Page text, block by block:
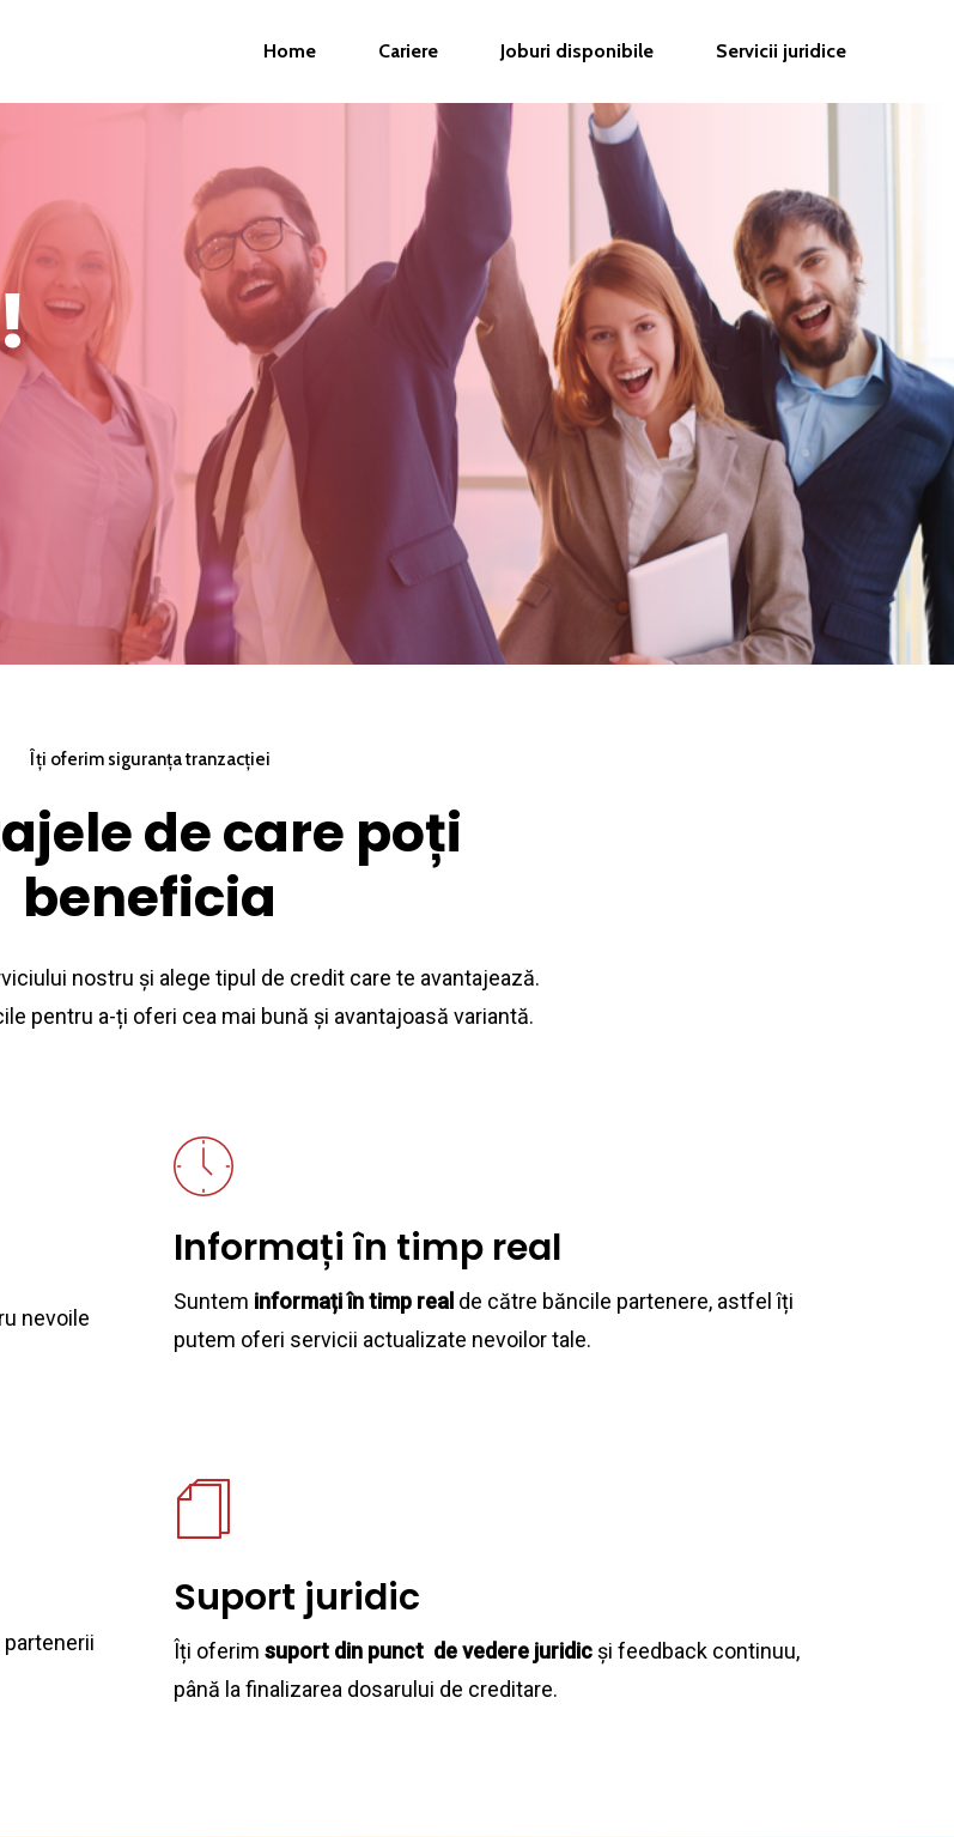
Home Cariere Joburi disponibile Servicii juridice
Îți oferim siguranța tranzacției
de care poți
beneficia
nostru și alege tipul de credit care te avantajează.
pentru a-ți oferi cea mai bună și avantajoasă variantă.
nevoile
Informați în timp real
Suntem informați în timp real de către băncile partenere, astfel îți
putem oferi servicii actualizate nevoilor tale.
Suport juridic
Îți oferim suport din punct de vedere juridic și feedback continuu,
până la finalizarea dosarului de creditare.